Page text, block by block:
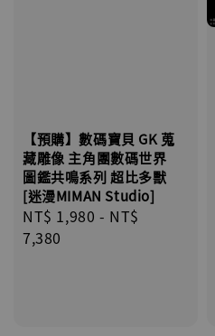
【預購】數碼寶貝 GK 蒐
藏雕像 主角團數碼世界
圖鑑共鳴系列 超比多獸
[迷漫MIMAN Studio]
Regular
price
NT$ 1,980 - NT$
7,380